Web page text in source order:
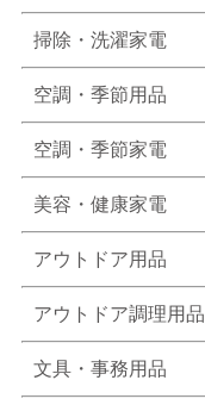
掃除・洗濯家電
空調・季節用品
空調・季節家電
美容・健康家電
アウトドア用品
アウトドア調理用品
文具・事務用品